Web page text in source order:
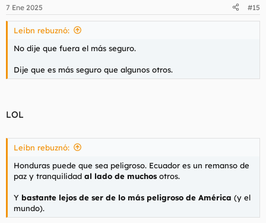
e
s
7 Ene 2025 #15
Leibn rebuznó:
No dije que fuera el más seguro.
Dije que es más seguro que algunos otros.
LOL
Leibn rebuznó:
Honduras puede que sea peligroso. Ecuador es un remanso de
paz y tranquilidad al lado de muchos otros.
Y bastante lejos de ser de lo más peligroso de América (y el
mundo).